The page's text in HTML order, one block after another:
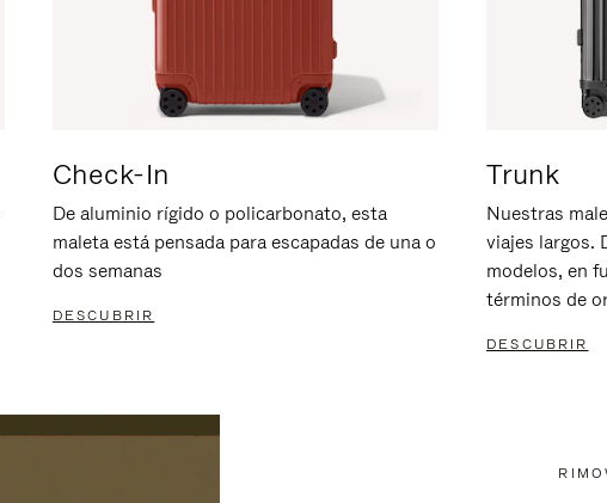
Check-In
De aluminio rígido o policarbonato, esta
maleta está pensada para escapadas de una o
dos semanas
DESCUBRIR
Trunk
Nuestras
viajes largos.
modelos, en
términos de
DESCUBRIR